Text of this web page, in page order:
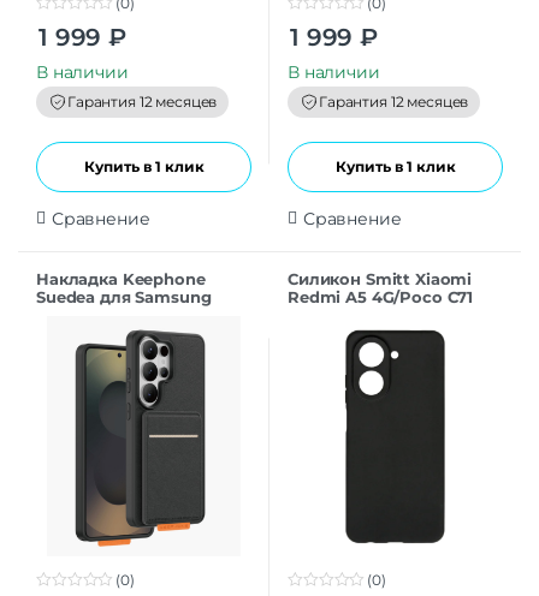
t
o
f
5
1 999 ₽
В наличии
Гарантия 12 месяцев
Купить в 1 клик
Сравнение
t
o
f
5
1 999 ₽
В наличии
Гарантия 12 месяцев
Купить в 1 клик
Сравнение
Накладка Keephone
Suedea для Samsung
(0)
Силикон Smitt Xiaomi
Redmi A5 4G/Poco C71
(0)